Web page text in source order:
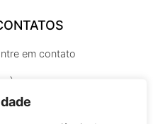
em contato
3348-9137